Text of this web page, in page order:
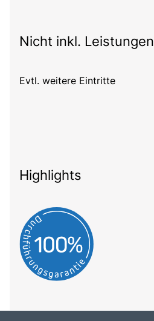
Nicht inkl. Leistungen
Evtl. weitere Eintritte
Highlights